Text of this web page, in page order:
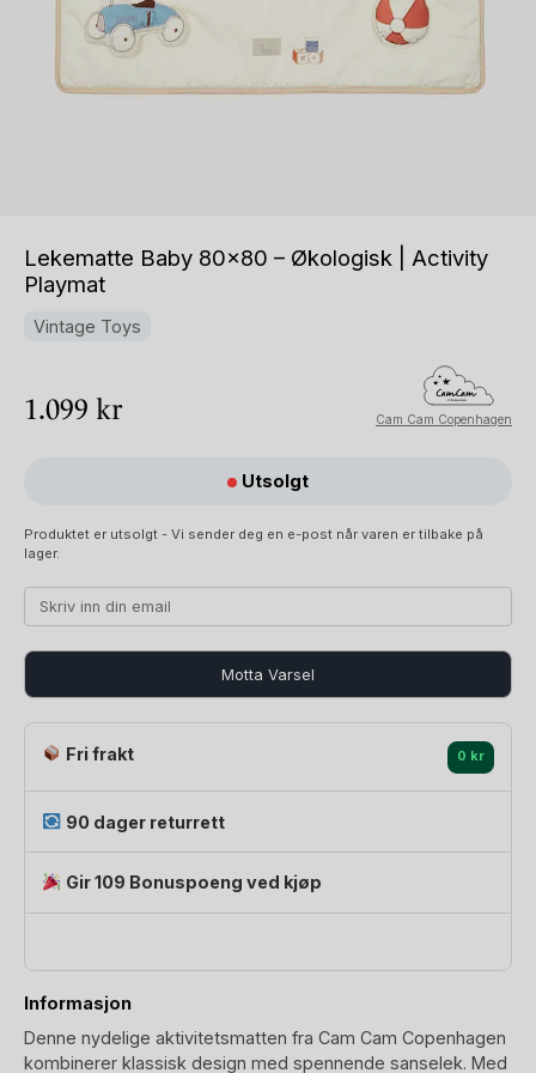
Lekematte Baby 80×80 – Økologisk | Activity
Playmat
Vintage Toys
1.099 kr Cam Cam Copenhagen
Utsolgt
Produktet er utsolgt - Vi sender deg en e-post når varen er tilbake på
lager.
Motta Varsel
Fri frakt 0 kr
90 dager returrett
Gir 109 Bonuspoeng ved kjøp
Informasjon
Denne nydelige aktivitetsmatten fra Cam Cam Copenhagen
kombinerer klassisk design med spennende sanselek. Med